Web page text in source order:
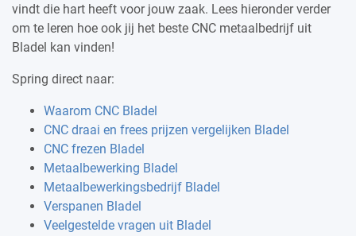
vindt die hart heeft voor jouw zaak. Lees hieronder verder
om te leren hoe ook jij het beste CNC metaalbedrijf uit
Bladel kan vinden!
Spring direct naar:
Waarom CNC Bladel
CNC draai en frees prijzen vergelijken Bladel
CNC frezen Bladel
Metaalbewerking Bladel
Metaalbewerkingsbedrijf Bladel
Verspanen Bladel
Veelgestelde vragen uit Bladel